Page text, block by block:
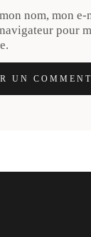
nom, mon e-
pour
UN